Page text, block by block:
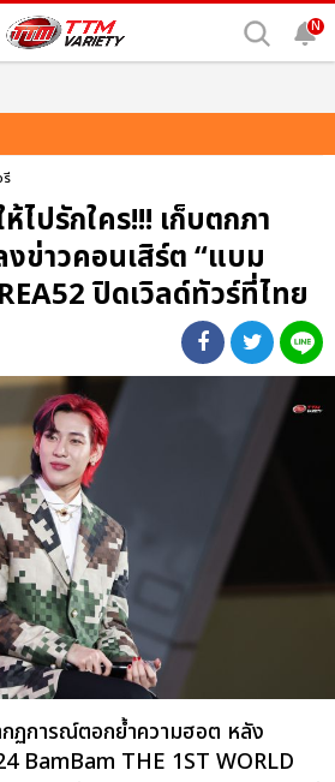
N
รี
ไปรักใคร!!! เก็บตกภา
ข่าวคอนเสิร์ต “แบม
ปิดเวิลด์ทัวร์ที่ไทย
กฏการณ์ตอกย้ำความฮอต หลัง
BamBam THE 1ST WORLD